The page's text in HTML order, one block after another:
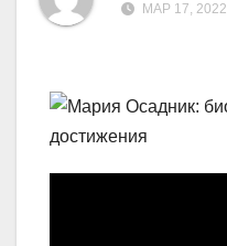
МАР 17, 2022